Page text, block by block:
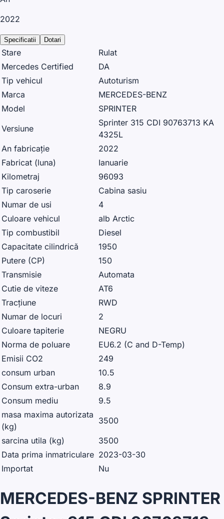
2022
Specificatii Dotari
Stare
Rulat
Mercedes Certified
DA
Tip vehicul
Autoturism
Marca
MERCEDES-BENZ
Model
SPRINTER
Versiune
Sprinter 315 CDI 90763713 KA
4325L
An fabricație
2022
Fabricat (luna)
Ianuarie
Kilometraj
96093
Tip caroserie
Cabina sasiu
Numar de usi
4
Culoare vehicul
alb Arctic
Tip combustibil
Diesel
Capacitate cilindrică
1950
Putere (CP)
150
Transmisie
Automata
Cutie de viteze
AT6
Tracțiune
RWD
Numar de locuri
2
Culoare tapiterie
NEGRU
Norma de poluare
EU6.2 (C and D-Temp)
Emisii CO2
249
consum urban
10.5
Consum extra-urban
8.9
Consum mediu
9.5
masa maxima autorizata
(kg)
3500
sarcina utila (kg)
3500
Data prima inmatriculare 2023-03-30
Importat
Nu
MERCEDES-BENZ SPRINTER